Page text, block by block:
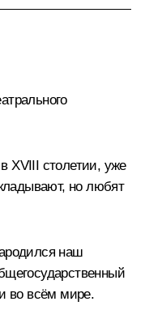
XVIII столетии, уже
но любят
наш
во всём мире.